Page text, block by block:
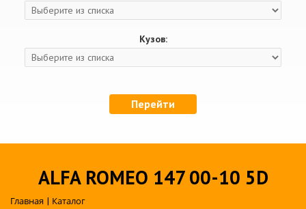
Кузов:
Перейти
ALFA ROMEO 147 00-10 5D
Главная | Каталог